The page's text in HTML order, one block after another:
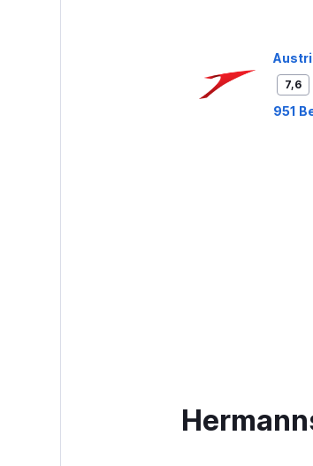
7,6
951